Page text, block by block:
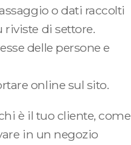
o dati raccolti
di settore.
delle persone e
online sul sito.
è il tuo cliente, come
in un negozio